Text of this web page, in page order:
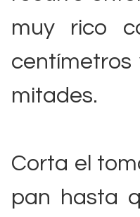
muy rico
mitades.
Corta el
pan hasta